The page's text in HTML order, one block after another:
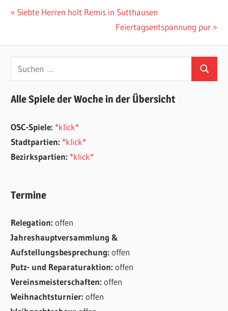
Beitragsnavigation
Vorheriger
Siebte Herren holt Remis in Sutthausen
Nächster
Feiertagsentspannung pur
Suchen
nach:
Suchen
Alle Spiele der Woche in der Übersicht
OSC-Spiele: *klick*
Stadtpartien: *klick*
Bezirkspartien: *klick*
Termine
Relegation:offen
Jahreshauptversammlung &
Aufstellungsbesprechung:offen
Putz- und Reparaturaktion:offen
Vereinsmeisterschaften:offen
Weihnachtsturnier:offen